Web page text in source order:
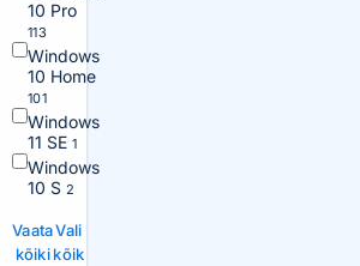
10 Pro
113
Windows
10 Home
101
Windows
11 SE 1
Windows
10 S 2
Vaata
kõiki
Vali
kõik